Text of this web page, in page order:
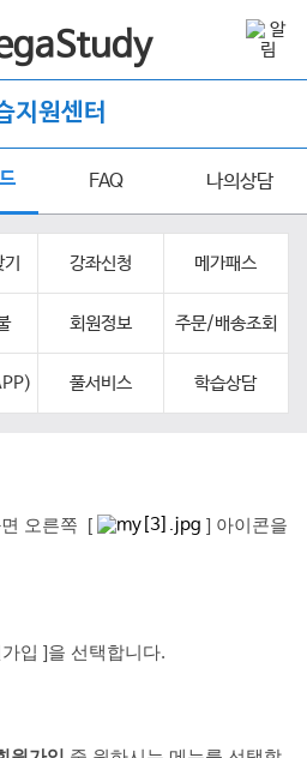
지원센터
FAQ 나의상담
강좌신청 메가패스
회원정보 주문/배송조회
풀서비스 학습상담
오른쪽 [
] 아이콘을
입 ]을 선택합니다.